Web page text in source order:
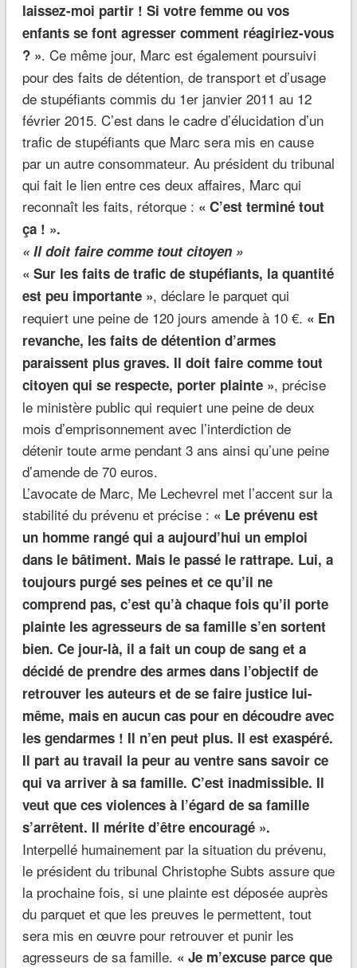
laissez-moi partir ! Si votre femme ou vos
enfants se font agresser comment réagiriez-vous
? ». Ce même jour, Marc est également poursuivi
pour des faits de détention, de transport et d’usage
de stupéfiants commis du 1er janvier 2011 au 12
février 2015. C’est dans le cadre d’élucidation d’un
trafic de stupéfiants que Marc sera mis en cause
par un autre consommateur. Au président du tribunal
qui fait le lien entre ces deux affaires, Marc qui
reconnaît les faits, rétorque : « C’est terminé tout
ça ! ».
« Il doit faire comme tout citoyen »
« Sur les faits de trafic de stupéfiants, la quantité
est peu importante », déclare le parquet qui
requiert une peine de 120 jours amende à 10 €. « En
revanche, les faits de détention d’armes
paraissent plus graves. Il doit faire comme tout
citoyen qui se respecte, porter plainte », précise
le ministère public qui requiert une peine de deux
mois d’emprisonnement avec l’interdiction de
détenir toute arme pendant 3 ans ainsi qu’une peine
d’amende de 70 euros.
L’avocate de Marc, Me Lechevrel met l’accent sur la
stabilité du prévenu et précise : « Le prévenu est
un homme rangé qui a aujourd’hui un emploi
dans le bâtiment. Mais le passé le rattrape. Lui, a
toujours purgé ses peines et ce qu’il ne
comprend pas, c’est qu’à chaque fois qu’il porte
plainte les agresseurs de sa famille s’en sortent
bien. Ce jour-là, il a fait un coup de sang et a
décidé de prendre des armes dans l’objectif de
retrouver les auteurs et de se faire justice lui-
même, mais en aucun cas pour en découdre avec
les gendarmes ! Il n’en peut plus. Il est exaspéré.
Il part au travail la peur au ventre sans savoir ce
qui va arriver à sa famille. C’est inadmissible. Il
veut que ces violences à l’égard de sa famille
s’arrêtent. Il mérite d’être encouragé ».
Interpellé humainement par la situation du prévenu,
le président du tribunal Christophe Subts assure que
la prochaine fois, si une plainte est déposée auprès
du parquet et que les preuves le permettent, tout
sera mis en œuvre pour retrouver et punir les
agresseurs de sa famille. « Je m’excuse parce que